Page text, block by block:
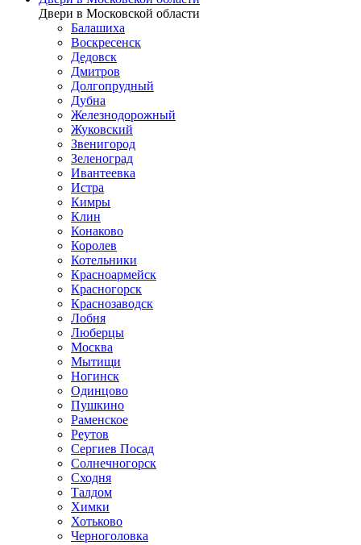
Двери в Московской области
Балашиха
Воскресенск
Дедовск
Дмитров
Долгопрудный
Дубна
Железнодорожный
Жуковский
Звенигород
Зеленоград
Ивантеевка
Истра
Кимры
Клин
Конаково
Королев
Котельники
Красноармейск
Красногорск
Краснозаводск
Лобня
Люберцы
Москва
Мытищи
Ногинск
Одинцово
Пушкино
Раменское
Реутов
Сергиев Посад
Солнечногорск
Сходня
Талдом
Химки
Хотьково
Черноголовка